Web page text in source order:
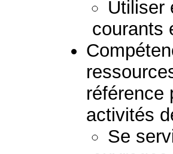
Utiliser
courants
référence
activités
Se